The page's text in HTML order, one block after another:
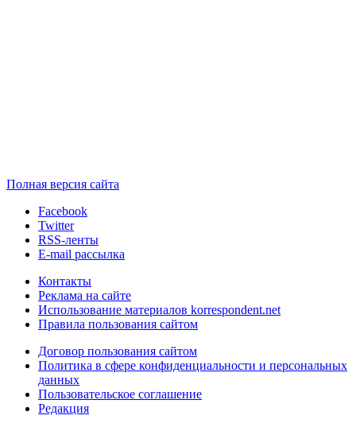
Полная версия сайта
Facebook
Twitter
RSS-ленты
E-mail рассылка
Контакты
Реклама на сайте
Использование материалов korrespondent.net
Правила пользования сайтом
Договор пользования сайтом
Политика в сфере конфиденциальности и персональных
данных
Пользовательское соглашение
Редакция